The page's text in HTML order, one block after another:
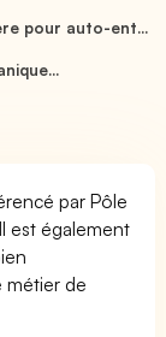
pour auto-ent...
par Pôle
est également
métier de